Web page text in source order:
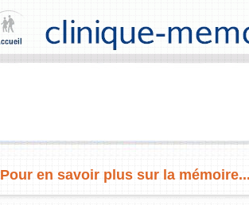
Pour en savoir plus sur la